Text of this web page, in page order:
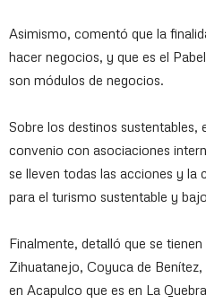
Asimismo, comentó que la
hacer negocios, y que es el
son módulos de negocios.
Sobre los destinos
convenio con asociaciones
se lleven todas las acciones y la
para el turismo sustentable y
Finalmente, detalló que se
Zihuatanejo, Coyuca de
en Acapulco que es en La